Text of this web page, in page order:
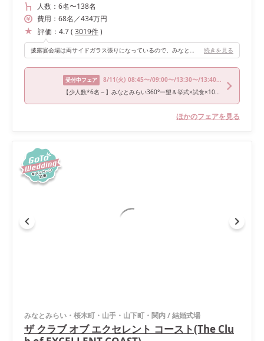
人数： 6名〜138名
費用： 68名 ／434万円
評価： 4.7( 3019件)
披露宴会場は両サイドガラス張りになっているので、みなとみらいが一望できる所がおすすめです。 各会場コンセプトがあり、煉瓦や船などをモチーフにしみなとみらいらしさを大切にした会場がたくさんありました。 遠方からのゲストに喜んでもらえる会場です！ 続きを見る
受付中フェア 8/11(火) 08:45〜/09:00〜/13:30〜/13:40〜/14:00〜
【少人数*6名～】みなとみらい360°一望＆挙式×試食×10大特典
ほかのフェアを見る
みなとみらい・桜木町・山手・山下町・関内/結婚式場
ザ クラブ オブ エクセレント コースト(The Clu